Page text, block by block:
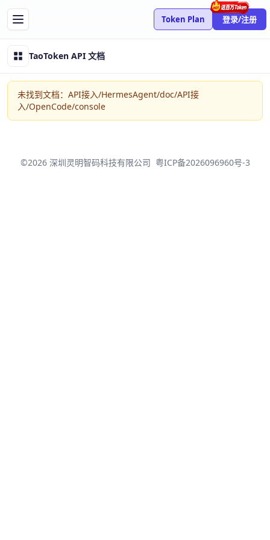
Token Plan 登录/注册
TaoToken API 文档
未找到文档：API接入/HermesAgent/doc/API接
入/OpenCode/console
©2026 深圳灵明智码科技有限公司 粤ICP备2026096960号-3